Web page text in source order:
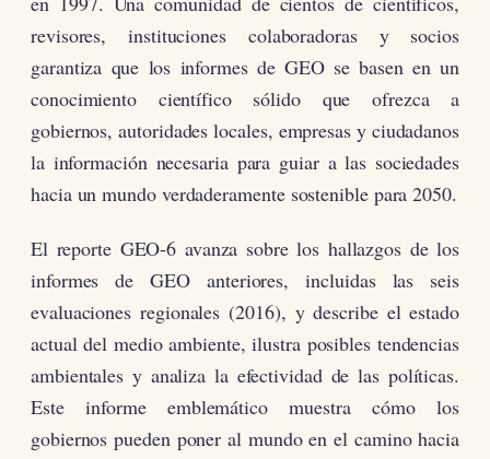
revisores, instituciones colaboradoras y socios
garantiza que los informes de GEO se basen en un
conocimiento científico sólido que ofrezca a
gobiernos, autoridades locales, empresas y ciudadanos
la información necesaria para guiar a las sociedades
hacia un mundo verdaderamente sostenible para 2050.
El reporte GEO-6 avanza sobre los hallazgos de los
informes de GEO anteriores, incluidas las seis
evaluaciones regionales (2016), y describe el estado
actual del medio ambiente, ilustra posibles tendencias
ambientales y analiza la efectividad de las políticas.
Este informe emblemático muestra cómo los
gobiernos pueden poner al mundo en el camino hacia